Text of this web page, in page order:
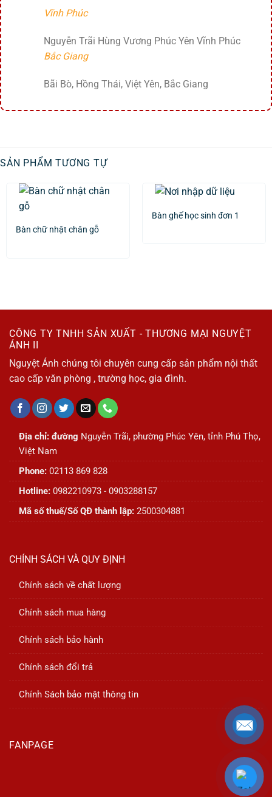
Vĩnh Phúc
Nguyễn Trãi Hùng Vương Phúc Yên Vĩnh Phúc
Bắc Giang
Bãi Bò, Hồng Thái, Việt Yên, Bắc Giang
SẢN PHẨM TƯƠNG TỰ
Bàn chữ nhật chân gỗ
Bàn ghế học sinh đơn 1
CÔNG TY TNHH SẢN XUẤT - THƯƠNG MẠI NGUYỆT
ÁNH II
Nguyệt Ánh chúng tôi chuyên cung cấp sản phẩm nội thất
cao cấp văn phòng , trường học, gia đình.
Địa chỉ: đường Nguyễn Trãi, phường Phúc Yên, tỉnh Phú Thọ,
Việt Nam
Phone: 02113 869 828
Hotline: 0982210973 - 0903288157
Mã số thuế/Số QĐ thành lập: 2500304881
CHÍNH SÁCH VÀ QUY ĐỊNH
Chính sách về chất lượng
Chính sách mua hàng
Chính sách bảo hành
Chính sách đổi trả
Chính Sách bảo mật thông tin
FANPAGE